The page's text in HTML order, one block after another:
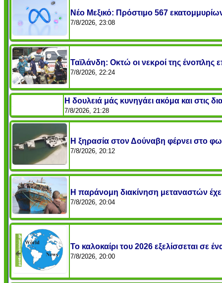
Νέο Μεξικό: Πρόστιμο 567
7/8/2026, 23:08
Ταϊλάνδη: Οκτώ οι νεκροί της ένοπλης
7/8/2026, 22:24
Η δουλειά μάς κυνηγάει ακόμα και στις
7/8/2026, 21:28
Η ξηρασία στον Δούναβη φέρνει στο
7/8/2026, 20:12
Η παράνομη διακίνηση μεταναστών έχει
7/8/2026, 20:04
Το καλοκαίρι του 2026 εξελίσσεται σε
7/8/2026, 20:00